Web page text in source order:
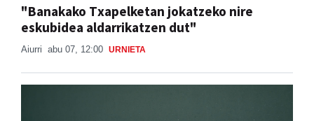
"Banakako Txapelketan jokatzeko nire
eskubidea aldarrikatzen dut"
Aiurri abu 07, 12:00 URNIETA